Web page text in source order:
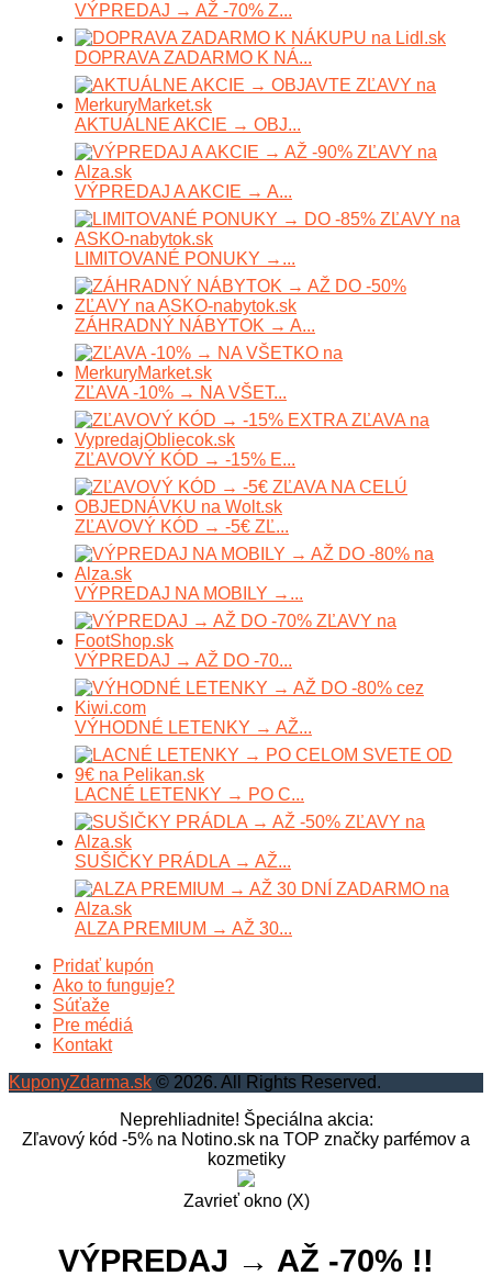
VÝPREDAJ → AŽ -70% Z...
DOPRAVA ZADARMO K NÁ...
AKTUÁLNE AKCIE → OBJ...
VÝPREDAJ A AKCIE → A...
LIMITOVANÉ PONUKY →...
ZÁHRADNÝ NÁBYTOK → A...
ZĽAVA -10% → NA VŠET...
ZĽAVOVÝ KÓD → -15% E...
ZĽAVOVÝ KÓD → -5€ ZĽ...
VÝPREDAJ NA MOBILY →...
VÝPREDAJ → AŽ DO -70...
VÝHODNÉ LETENKY → AŽ...
LACNÉ LETENKY → PO C...
SUŠIČKY PRÁDLA → AŽ...
ALZA PREMIUM → AŽ 30...
Pridať kupón
Ako to funguje?
Súťaže
Pre médiá
Kontakt
KuponyZdarma.sk © 2026. All Rights Reserved.
Neprehliadnite! Špeciálna akcia:
Zľavový kód -5% na Notino.sk na TOP značky parfémov a
kozmetiky
Zavrieť okno (X)
VÝPREDAJ → AŽ -70% !!